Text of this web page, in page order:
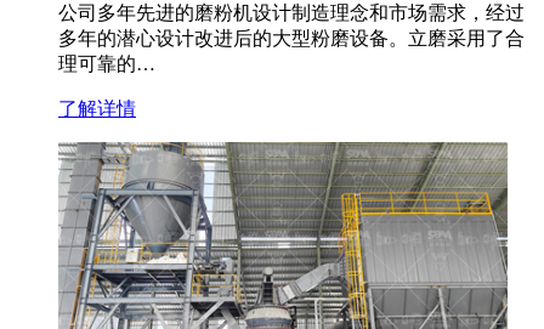
公司多年先进的磨粉机设计制造理念和市场需求，经过
多年的潜心设计改进后的大型粉磨设备。立磨采用了合
理可靠的…
了解详情